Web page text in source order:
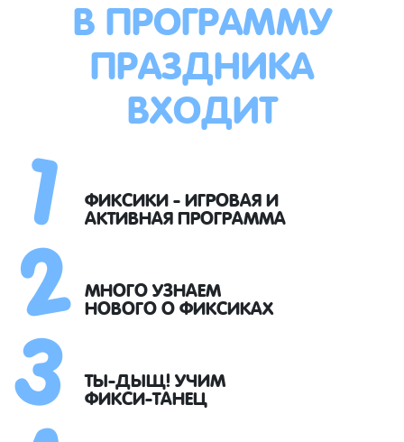
В ПРОГРАММУ
ПРАЗДНИКА
ВХОДИТ
ФИКСИКИ - ИГРОВАЯ И
АКТИВНАЯ ПРОГРАММА
МНОГО УЗНАЕМ
НОВОГО О ФИКСИКАХ
ТЫ-ДЫЩ! УЧИМ
ФИКСИ-ТАНЕЦ